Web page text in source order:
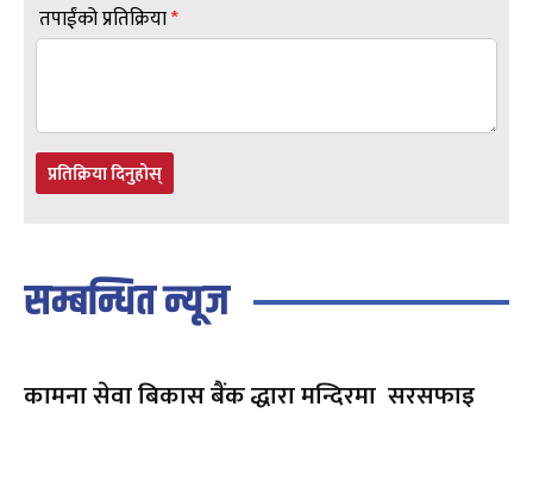
तपाईंको प्रतिक्रिया*
प्रतिक्रिया दिनुहोस्
सम्बन्धित न्यूज
कामना सेवा बिकास बैंक द्धारा मन्दिरमा सरसफाइ